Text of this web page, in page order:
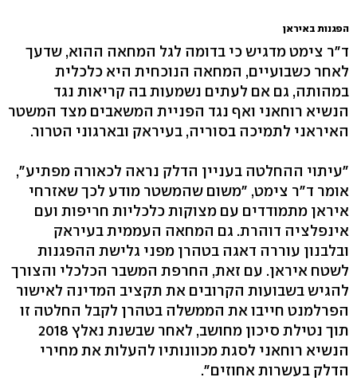
הפגנות באיראן
ד"ר צימט מדגיש כי בדומה לגל המחאה ההוא, שדעך
לאחר כשבועיים, המחאה הנוכחית היא כלכלית
במהותה, גם אם לעתים נשמעות בה קריאות נגד
הנשיא רוחאני ואף נגד הפניית המשאבים מצד המשטר
האיראני לתמיכה בסוריה, בעיראק ובארגוני הטרור.
"עיתוי ההחלטה בעניין הדלק נראה לכאורה מפתיע",
אומר ד"ר צימט, "משום שהמשטר מודע לכך שאזרחי
איראן מתמודדים עם מצוקות כלכליות חריפות ועם
אינפלציה דוהרת. גם המחאה העממית בעיראק
ובלבנון עוררה דאגה בטהרן מפני גלישת ההפגנות
לשטח איראן. עם זאת, החרפת המשבר הכלכלי והצורך
להגיש בשבועות הקרובים את תקציב המדינה לאישור
הפרלמנט חייבו את הממשלה בטהרן לקבל החלטה זו
תוך נטילת סיכון מחושב, לאחר שבשנת נאלץ 2018
הנשיא רוחאני לסגת מכוונותיו להעלות את מחירי
הדלק בעשרות אחוזים".